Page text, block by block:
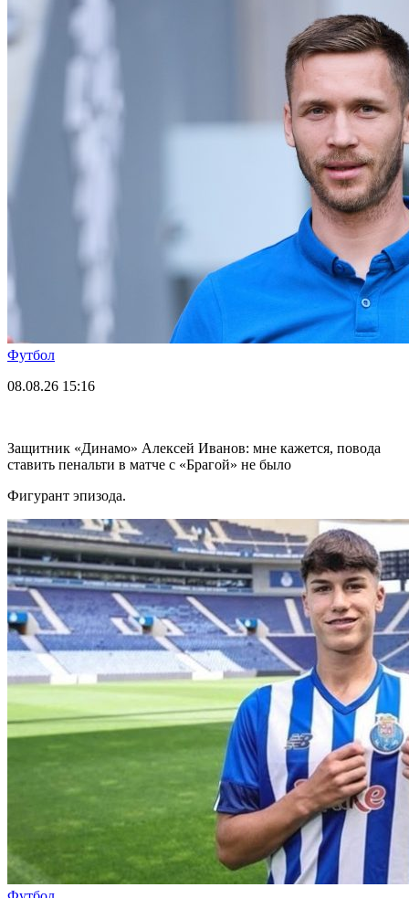
Футбол
08.08.26 15:16
Защитник «Динамо» Алексей Иванов: мне кажется, повода
ставить пенальти в матче с «Брагой» не было
Фигурант эпизода.